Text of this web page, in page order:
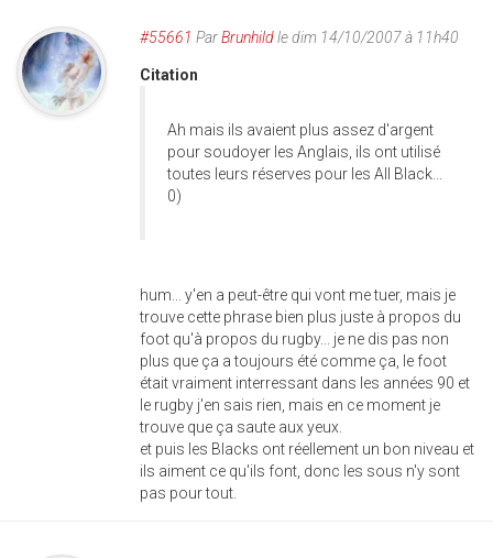
#55661 ParBrunhildle dim 14/10/2007 à 11h40
Citation
Ah mais ils avaient plus assez d'argent
pour soudoyer les Anglais, ils ont utilisé
toutes leurs réserves pour les All Black...
0)
hum... y'en a peut-être qui vont me tuer, mais je
trouve cette phrase bien plus juste à propos du
foot qu'à propos du rugby... je ne dis pas non
plus que ça a toujours été comme ça, le foot
était vraiment interressant dans les années 90 et
le rugby j'en sais rien, mais en ce moment je
trouve que ça saute aux yeux.
et puis les Blacks ont réellement un bon niveau et
ils aiment ce qu'ils font, donc les sous n'y sont
pas pour tout.